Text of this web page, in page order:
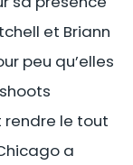
et Briann
peu qu’elles
le tout
a